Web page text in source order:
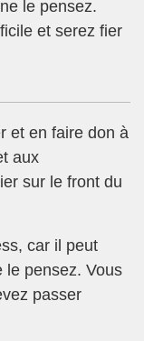
le pensez.
et serez fier
et en faire don à
aux
sur le front du
car il peut
le pensez. Vous
passer